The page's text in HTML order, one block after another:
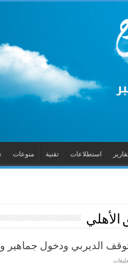
استطلاعات تقنية منوعات
الأهلي
الديربي ودخول جماهير